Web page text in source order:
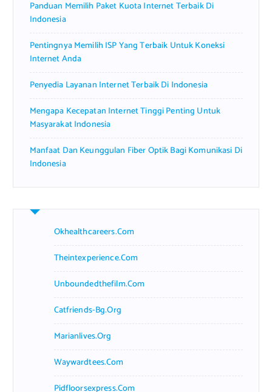
:Panduan Memilih Paket Kuota Internet Terbaik Di
Indonesia
Pentingnya Memilih ISP Yang Terbaik Untuk Koneksi
Internet Anda
Penyedia Layanan Internet Terbaik Di Indonesia
Mengapa Kecepatan Internet Tinggi Penting Untuk
Masyarakat Indonesia
Manfaat Dan Keunggulan Fiber Optik Bagi Komunikasi Di
Indonesia
Okhealthcareers.com
Theintexperience.com
Unboundedthefilm.com
Catfriends-Bg.org
Marianlives.org
Waywardtees.com
Pidfloorsexpress.com